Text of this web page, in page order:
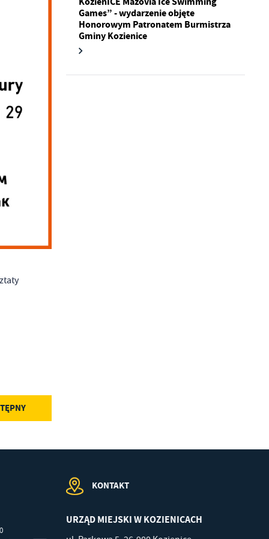
Games” - wydarzenie objęte
Honorowym Patronatem Burmistrza
Gminy Kozienice
KONTAKT
URZĄD MIEJSKI W KOZIENICACH